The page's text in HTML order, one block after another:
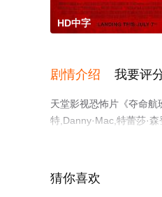
HD中字
剧情介绍 我要评
天堂影视恐怖片《夺命航
特,Danny·Mac,特蕾莎·
清未删减完整版电影大
猜你喜欢